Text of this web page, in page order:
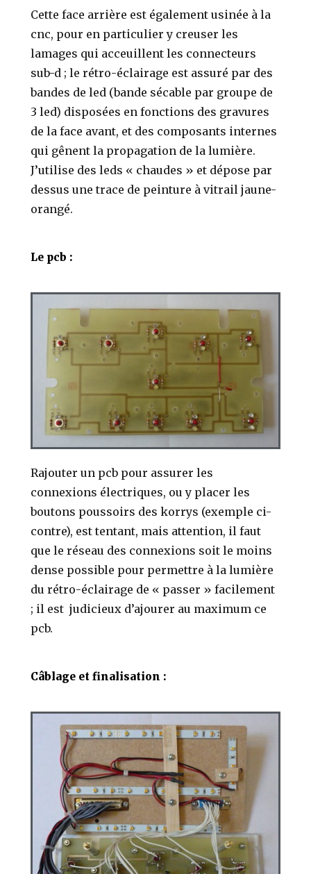
Cette face arrière est également usinée à la
cnc, pour en particulier y creuser les
lamages qui acceuillent les connecteurs
sub-d ; le rétro-éclairage est assuré par des
bandes de led (bande sécable par groupe de
3 led) disposées en fonctions des gravures
de la face avant, et des composants internes
qui gênent la propagation de la lumière.
J’utilise des leds « chaudes » et dépose par
dessus une trace de peinture à vitrail jaune-
orangé.
Le pcb :
Rajouter un pcb pour assurer les
connexions électriques, ou y placer les
boutons poussoirs des korrys (exemple ci-
contre), est tentant, mais attention, il faut
que le réseau des connexions soit le moins
dense possible pour permettre à la lumière
du rétro-éclairage de « passer » facilement
; il est judicieux d’ajourer au maximum ce
pcb.
Câblage et finalisation :